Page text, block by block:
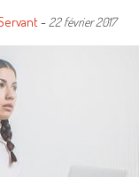
- 22 février 2017